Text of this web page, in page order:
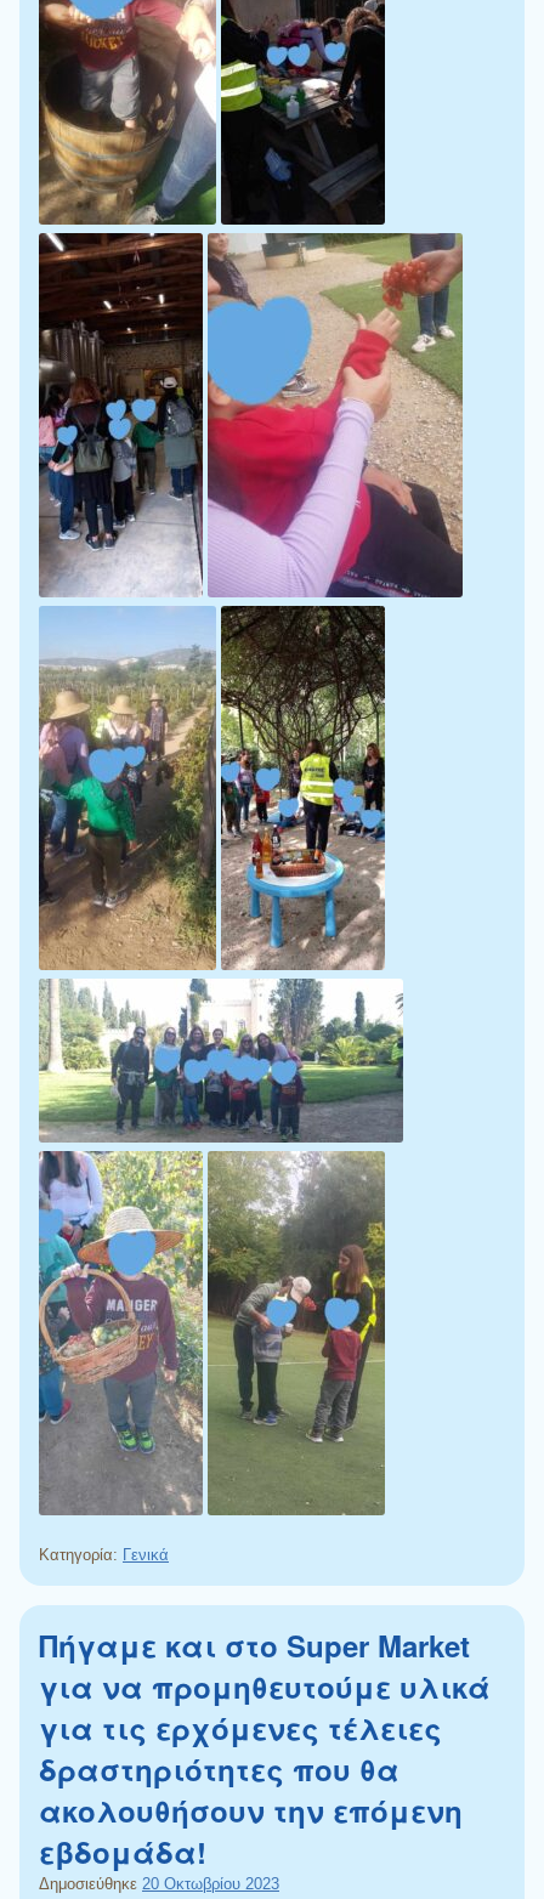
Κατηγορία: Γενικά
Πήγαμε και στο Super Market
για να προμηθευτούμε υλικά
για τις ερχόμενες τέλειες
δραστηριότητες που θα
ακολουθήσουν την επόμενη
εβδομάδα!
Δημοσιεύθηκε 20 Οκτωβρίου 2023